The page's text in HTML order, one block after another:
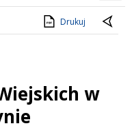
Drukuj
w